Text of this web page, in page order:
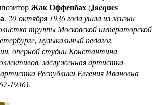
Жак Оффенбах(Jacques
. 20 октября 1936 года ушла из жизни
труппы Московской императорской
музыкальный педагог,
оперной студии Константина
заслуженная артистка
Республики Евгения Ивановна
1936).